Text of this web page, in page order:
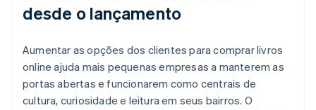
desde o lançamento
Aumentar as opções dos clientes para comprar livros
online ajuda mais pequenas empresas a manterem as
portas abertas e funcionarem como centrais de
cultura, curiosidade e leitura em seus bairros. O